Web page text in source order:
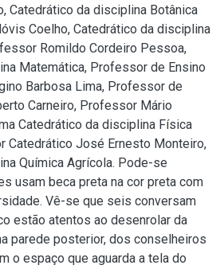
Catedrático da disciplina Botânica
Coelho, Catedrático da disciplina
Romildo Cordeiro Pessoa,
Matemática, Professor de Ensino
Barbosa Lima, Professor de
Carneiro, Professor Mário
Catedrático da disciplina Física
Catedrático José Ernesto Monteiro,
Química Agrícola. Pode-se
usam beca preta na cor preta com
Vê-se que seis conversam
estão atentos ao desenrolar da
parede posterior, dos conselheiros
o espaço que aguarda a tela do